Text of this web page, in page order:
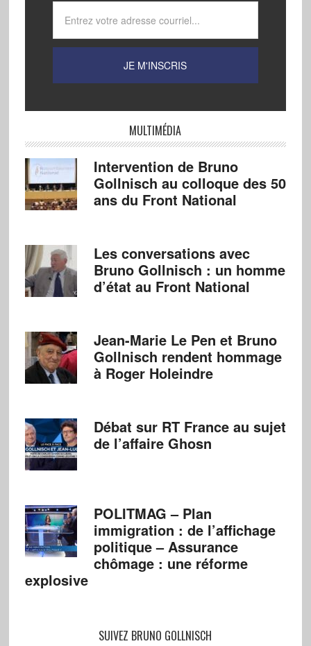
MULTIMÉDIA
Intervention de Bruno
Gollnisch au colloque des 50
ans du Front National
Les conversations avec
Bruno Gollnisch : un homme
d’état au Front National
Jean-Marie Le Pen et Bruno
Gollnisch rendent hommage
à Roger Holeindre
Débat sur RT France au sujet
de l’affaire Ghosn
POLITMAG – Plan
immigration : de l’affichage
politique – Assurance
chômage : une réforme
explosive
SUIVEZ BRUNO GOLLNISCH